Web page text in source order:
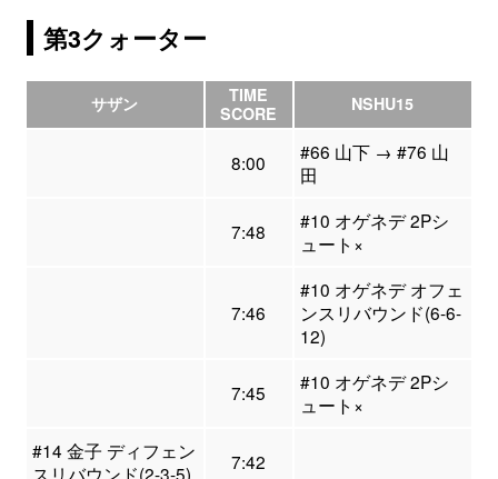
第3クォーター
サザン
TIME
SCORE
NSHU15
8:00
#66 山下 → #76 山
田
7:48
#10 オゲネデ 2Pシ
ュート×
7:46
#10 オゲネデ オフェ
ンスリバウンド(6-6-
12)
7:45
#10 オゲネデ 2Pシ
ュート×
#14 金子 ディフェン
スリバウンド(2-3-5)
7:42